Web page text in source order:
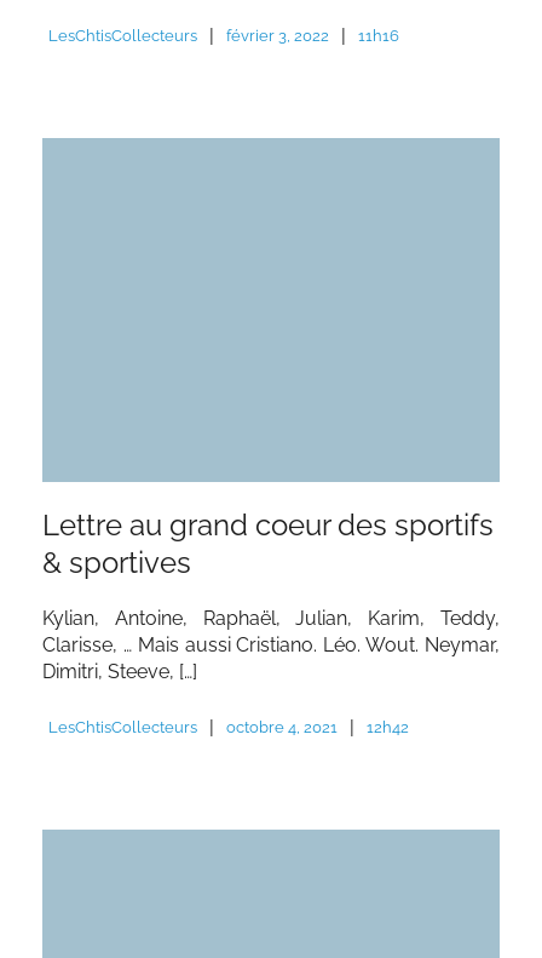
LesChtisCollecteurs | février 3, 2022 | 11h16
Lettre au grand coeur des sportifs
& sportives
Kylian, Antoine, Raphaël, Julian, Karim, Teddy,
Clarisse, … Mais aussi Cristiano. Léo. Wout. Neymar,
Dimitri, Steeve, […]
LesChtisCollecteurs | octobre 4, 2021 | 12h42